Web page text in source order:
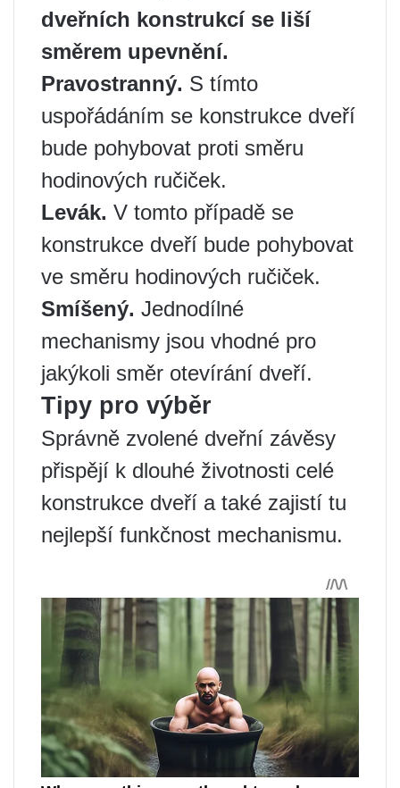
dveřních konstrukcí se liší
směrem upevnění.
Pravostranný. S tímto
uspořádáním se konstrukce dveří
bude pohybovat proti směru
hodinových ručiček.
Levák. V tomto případě se
konstrukce dveří bude pohybovat
ve směru hodinových ručiček.
Smíšený. Jednodílné
mechanismy jsou vhodné pro
jakýkoli směr otevírání dveří.
Tipy pro výběr
Správně zvolené dveřní závěsy
přispějí k dlouhé životnosti celé
konstrukce dveří a také zajistí tu
nejlepší funkčnost mechanismu.